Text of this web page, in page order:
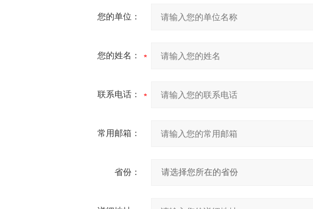
您的单位：
您的姓名：
联系电话：
常用邮箱：
省份：